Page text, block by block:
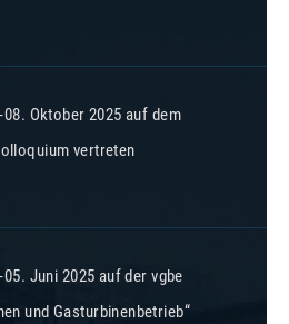
Oktober 2025 auf dem
vertreten
Juni 2025 auf der vgbe
und Gasturbinenbetrieb“